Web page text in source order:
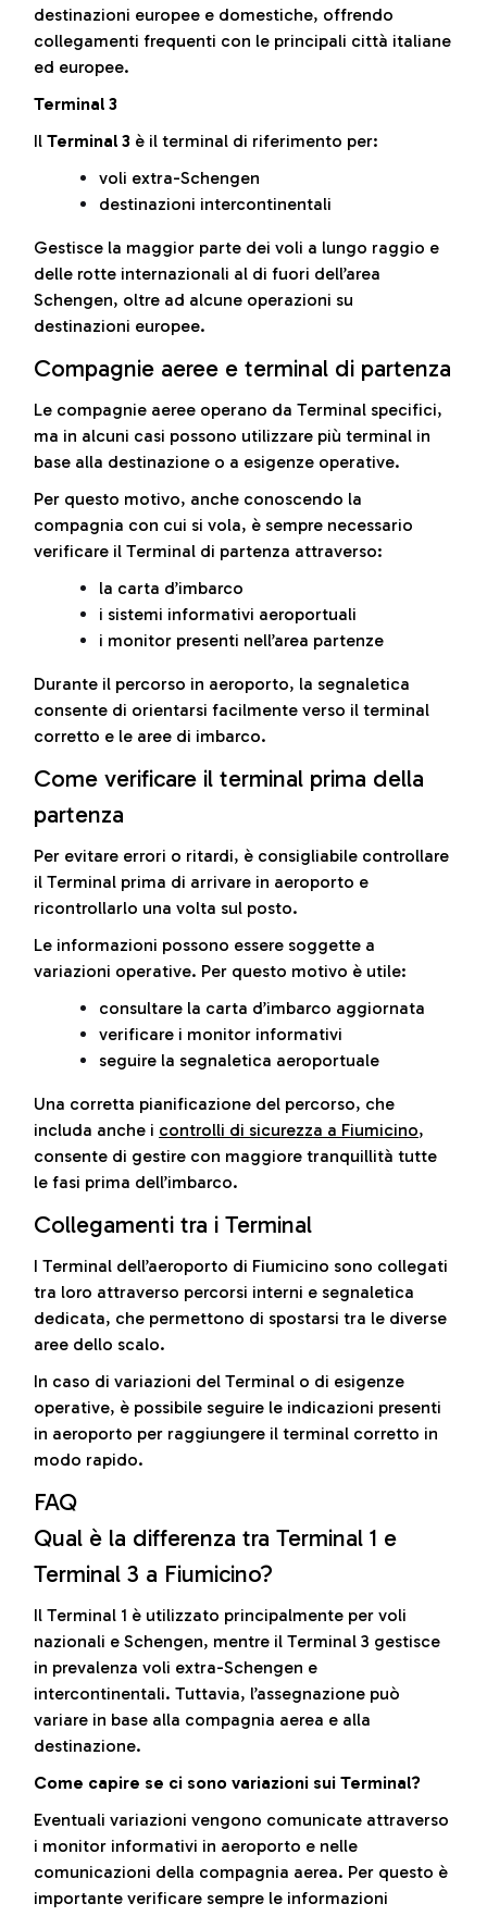
destinazioni europee e domestiche, offrendo
collegamenti frequenti con le principali città italiane
ed europee.
Terminal 3
Il Terminal 3 è il terminal di riferimento per:
voli extra-Schengen
destinazioni intercontinentali
Gestisce la maggior parte dei voli a lungo raggio e
delle rotte internazionali al di fuori dell’area
Schengen, oltre ad alcune operazioni su
destinazioni europee.
Compagnie aeree e terminal di partenza
Le compagnie aeree operano da Terminal specifici,
ma in alcuni casi possono utilizzare più terminal in
base alla destinazione o a esigenze operative.
Per questo motivo, anche conoscendo la
compagnia con cui si vola, è sempre necessario
verificare il Terminal di partenza attraverso:
la carta d’imbarco
i sistemi informativi aeroportuali
i monitor presenti nell’area partenze
Durante il percorso in aeroporto, la segnaletica
consente di orientarsi facilmente verso il terminal
corretto e le aree di imbarco.
Come verificare il terminal prima della
partenza
Per evitare errori o ritardi, è consigliabile controllare
il Terminal prima di arrivare in aeroporto e
ricontrollarlo una volta sul posto.
Le informazioni possono essere soggette a
variazioni operative. Per questo motivo è utile:
consultare la carta d’imbarco aggiornata
verificare i monitor informativi
seguire la segnaletica aeroportuale
Una corretta pianificazione del percorso, che
includa anche i controlli di sicurezza a Fiumicino,
consente di gestire con maggiore tranquillità tutte
le fasi prima dell’imbarco.
Collegamenti tra i Terminal
I Terminal dell’aeroporto di Fiumicino sono collegati
tra loro attraverso percorsi interni e segnaletica
dedicata, che permettono di spostarsi tra le diverse
aree dello scalo.
In caso di variazioni del Terminal o di esigenze
operative, è possibile seguire le indicazioni presenti
in aeroporto per raggiungere il terminal corretto in
modo rapido.
FAQ
Qual è la differenza tra Terminal 1 e
Terminal 3 a Fiumicino?
Il Terminal 1 è utilizzato principalmente per voli
nazionali e Schengen, mentre il Terminal 3 gestisce
in prevalenza voli extra-Schengen e
intercontinentali. Tuttavia, l’assegnazione può
variare in base alla compagnia aerea e alla
destinazione.
Come capire se ci sono variazioni sui Terminal?
Eventuali variazioni vengono comunicate attraverso
i monitor informativi in aeroporto e nelle
comunicazioni della compagnia aerea. Per questo è
importante verificare sempre le informazioni